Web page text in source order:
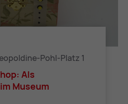
Pohl-Platz 1
Als
Museum